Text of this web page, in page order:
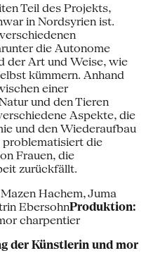
Teil des Projekts,
in Nordsyrien ist.
die Autonome
der Art und Weise, wie
kümmern. Anhand
einer
und den Tieren
Aspekte, die
und den Wiederaufbau
problematisiert die
Frauen, die
zurückfällt.
Mazen Hachem, Juma
EbersohnProduktion:
charpentier
der Künstlerin und mor